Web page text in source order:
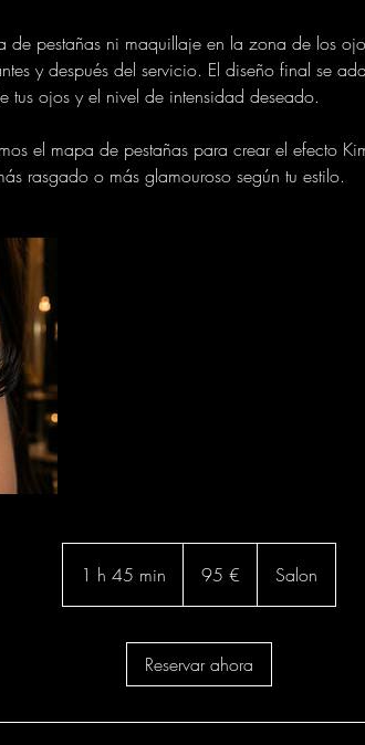
de pestañas ni maquillaje en la zona de los
y después del servicio. El diseño final se
tus ojos y el nivel de intensidad deseado.
el mapa de pestañas para crear el efecto
rasgado o más glamouroso según tu estilo.
1 h 45 min 95 € Salon
Reservar ahora